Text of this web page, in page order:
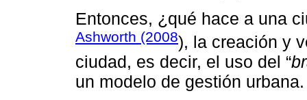
Entonces, ¿qué hace a una
Ashworth (2008), la creación y
ciudad, es decir, el uso del “
un modelo de gestión